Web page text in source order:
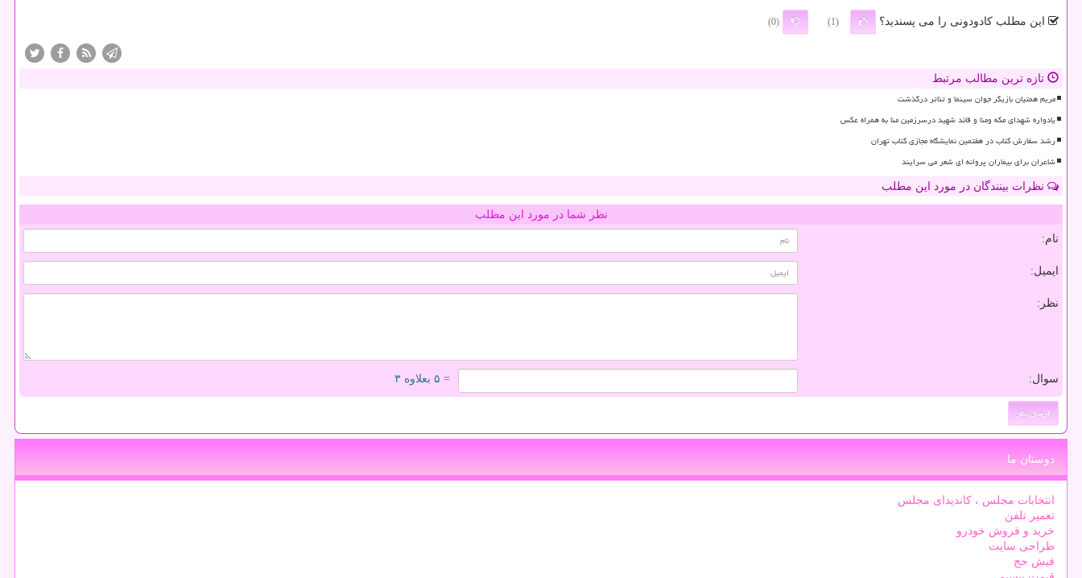
این مطلب کادودونی را می پسندید؟ (1)
(0)
تازه ترین مطالب مرتبط
مریم همتیان بازیگر جوان سینما و تئاتر درگذشت
یادواره شهدای مکه ومنا و قائد شهید درسرزمین منا به همراه عکس
رشد سفارش کتاب در هفتمین نمایشگاه مجازی کتاب تهران
شاعران برای بیماران پروانه ای شعر می سرایند
نظرات بینندگان در مورد این مطلب
نظر شما در مورد این مطلب
نام:
ایمیل:
نظر:
سوال: = ۵ بعلاوه ۳
دوستان ما
انتخابات مجلس ، کاندیدای مجلس
تعمیر تلفن
خرید و فروش خودرو
طراحی سایت
فیش حج